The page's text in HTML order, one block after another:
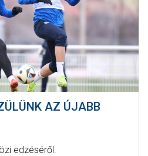
AZ ÚJABB
edzéséről.